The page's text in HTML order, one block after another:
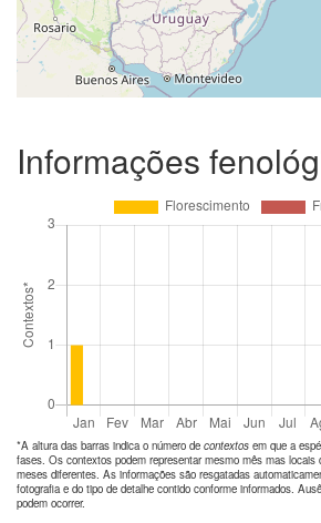
Informações
*A altura das barras indica o número de contextos em que a
fases. Os contextos podem representar mesmo mês mas
meses diferentes. As informações são resgatadas
fotografia e do tipo de detalhe contido conforme informados.
podem ocorrer.